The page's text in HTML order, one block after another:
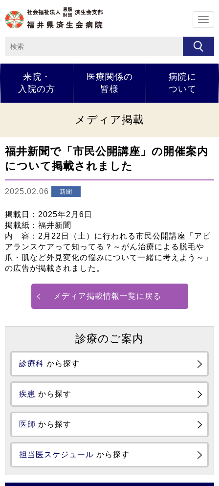
メ
ニ
ュ
来院・
入院の方
医療関係の
皆様
病院に
ついて
メディア掲載
福井新聞で「市民公開講座」の開催案内
について掲載されました
2025.02.06 新聞
掲載日：2025年2月6日
掲載紙：福井新聞
内 容：2月22日（土）に行われる市民公開講座「アピ
アランスケアって知ってる？～がん治療による脱毛や
爪・肌など外見変化の悩みについて一緒に考えよう～」
の広告が掲載されました。
メディア掲載情報一覧に戻る
診療のご案内
診療科 から探す
疾患 から探す
医師 から探す
担当医スケジュール から探す